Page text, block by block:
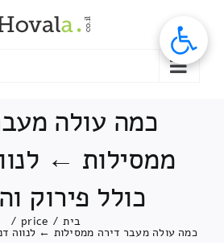
כמה עולה
ממסילות ←
כולל פירוק
בית /
price
/
כמה עולה מעבר דירה ממסילות ← לנווה